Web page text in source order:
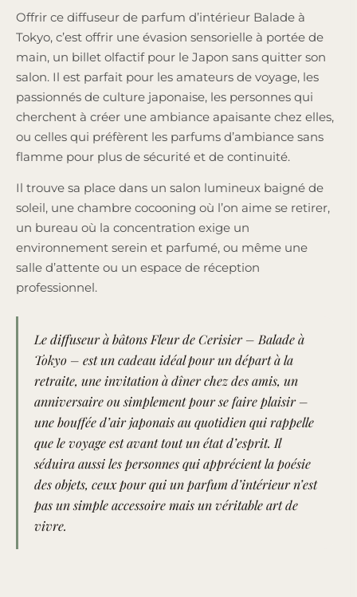
Offrir ce diffuseur de parfum d’intérieur Balade à
Tokyo, c’est offrir une évasion sensorielle à portée de
main, un billet olfactif pour le Japon sans quitter son
salon. Il est parfait pour les amateurs de voyage, les
passionnés de culture japonaise, les personnes qui
cherchent à créer une ambiance apaisante chez elles,
ou celles qui préfèrent les parfums d’ambiance sans
flamme pour plus de sécurité et de continuité.
Il trouve sa place dans un salon lumineux baigné de
soleil, une chambre cocooning où l’on aime se retirer,
un bureau où la concentration exige un
environnement serein et parfumé, ou même une
salle d’attente ou un espace de réception
professionnel.
Le diffuseur à bâtons Fleur de Cerisier – Balade à
Tokyo – est un cadeau idéal pour un départ à la
retraite, une invitation à dîner chez des amis, un
anniversaire ou simplement pour se faire plaisir –
une bouffée d’air japonais au quotidien qui rappelle
que le voyage est avant tout un état d’esprit. Il
séduira aussi les personnes qui apprécient la poésie
des objets, ceux pour qui un parfum d’intérieur n’est
pas un simple accessoire mais un véritable art de
vivre.